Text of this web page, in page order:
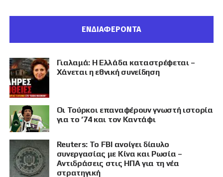
ΕΝΔΙΑΦΕΡΟΝΤΑ
Γιαλαμά: Η Ελλάδα καταστρέφεται –
Χάνεται η εθνική συνείδηση
Οι Τούρκοι επαναφέρουν γνωστή ιστορία
για το ’74 και τον Καντάφι
Reuters: Το FBI ανοίγει δίαυλο
συνεργασίας με Κίνα και Ρωσία –
Αντιδράσεις στις ΗΠΑ για τη νέα
στρατηγική